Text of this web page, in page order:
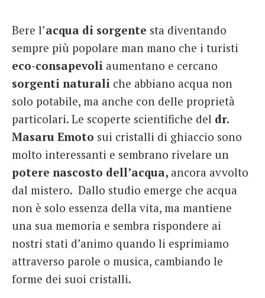
Bere l’acqua di sorgente sta diventando
sempre più popolare man mano che i turisti
eco-consapevoli aumentano e cercano
sorgenti naturali che abbiano acqua non
solo potabile, ma anche con delle proprietà
particolari. Le scoperte scientifiche del dr.
Masaru Emoto sui cristalli di ghiaccio sono
molto interessanti e sembrano rivelare un
potere nascosto dell’acqua, ancora avvolto
dal mistero. Dallo studio emerge che acqua
non è solo essenza della vita, ma mantiene
una sua memoria e sembra rispondere ai
nostri stati d’animo quando li esprimiamo
attraverso parole o musica, cambiando le
forme dei suoi cristalli.